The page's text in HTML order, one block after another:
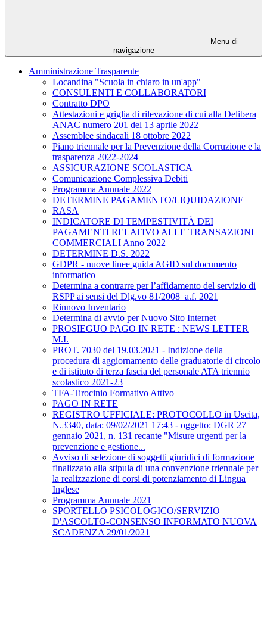
Menu di
navigazione
Amministrazione Trasparente
Locandina "Scuola in chiaro in un'app"
CONSULENTI E COLLABORATORI
Contratto DPO
Attestazioni e griglia di rilevazione di cui alla Delibera
ANAC numero 201 del 13 aprile 2022
Assemblee sindacali 18 ottobre 2022
Piano triennale per la Prevenzione della Corruzione e la
trasparenza 2022-2024
ASSICURAZIONE SCOLASTICA
Comunicazione Complessiva Debiti
Programma Annuale 2022
DETERMINE PAGAMENTO/LIQUIDAZIONE
RASA
INDICATORE DI TEMPESTIVITÀ DEI
PAGAMENTI RELATIVO ALLE TRANSAZIONI
COMMERCIALI Anno 2022
DETERMINE D.S. 2022
GDPR - nuove linee guida AGID sul documento
informatico
Determina a contrarre per l’affidamento del servizio di
RSPP ai sensi del Dlg.vo 81/2008_a.f. 2021
Rinnovo Inventario
Determina di avvio per Nuovo Sito Internet
PROSIEGUO PAGO IN RETE : NEWS LETTER
M.I.
PROT. 7030 del 19.03.2021 - Indizione della
procedura di aggiornamento delle graduatorie di circolo
e di istituto di terza fascia del personale ATA triennio
scolastico 2021-23
TFA-Tirocinio Formativo Attivo
PAGO IN RETE
REGISTRO UFFICIALE: PROTOCOLLO in Uscita,
N.3340, data: 09/02/2021 17:43 - oggetto: DGR 27
gennaio 2021, n. 131 recante "Misure urgenti per la
prevenzione e gestione...
Avviso di selezione di soggetti giuridici di formazione
finalizzato alla stipula di una convenzione triennale per
la realizzazione di corsi di potenziamento di Lingua
Inglese
Programma Annuale 2021
SPORTELLO PSICOLOGICO/SERVIZIO
D'ASCOLTO-CONSENSO INFORMATO NUOVA
SCADENZA 29/01/2021